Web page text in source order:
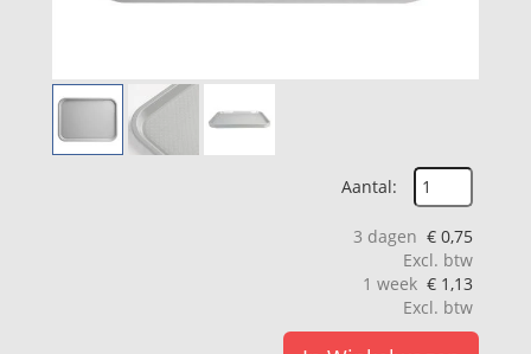
Aantal:
3 dagen € 0,75
Excl. btw
1 week € 1,13
Excl. btw